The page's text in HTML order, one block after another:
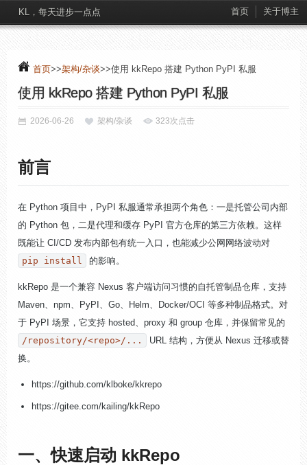
KL，每天进步一点点 首页 关于博主
首页>>架构/杂谈>>使用 kkRepo 搭建 Python PyPI 私服
使用 kkRepo 搭建 Python PyPI 私服
2026-06-26 架构/杂谈 323次点击
前言
在 Python 项目中，PyPI 私服通常承担两个角色：一是托管公司内部
的 Python 包，二是代理和缓存 PyPI 官方仓库的第三方依赖。这样
既能让 CI/CD 发布内部包有统一入口，也能减少公网网络波动对
pip install
的影响。
kkRepo 是一个兼容 Nexus 客户端访问习惯的自托管制品仓库，支持
Maven、npm、PyPI、Go、Helm、Docker/OCI 等多种制品格式。对
于 PyPI 场景，它支持 hosted、proxy 和 group 仓库，并保留常见的
/repository/<repo>/...
URL 结构，方便从 Nexus 迁移或替
换。
https://github.com/klboke/kkrepo
https://gitee.com/kailing/kkRepo
一、快速启动 kkRepo